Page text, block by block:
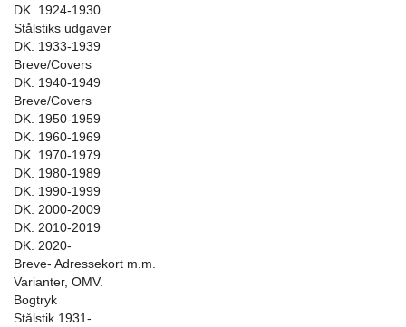
DK. 1924-1930
Stålstiks udgaver
DK. 1933-1939
Breve/Covers
DK. 1940-1949
Breve/Covers
DK. 1950-1959
DK. 1960-1969
DK. 1970-1979
DK. 1980-1989
DK. 1990-1999
DK. 2000-2009
DK. 2010-2019
DK. 2020-
Breve- Adressekort m.m.
Varianter, OMV.
Bogtryk
Stålstik 1931-